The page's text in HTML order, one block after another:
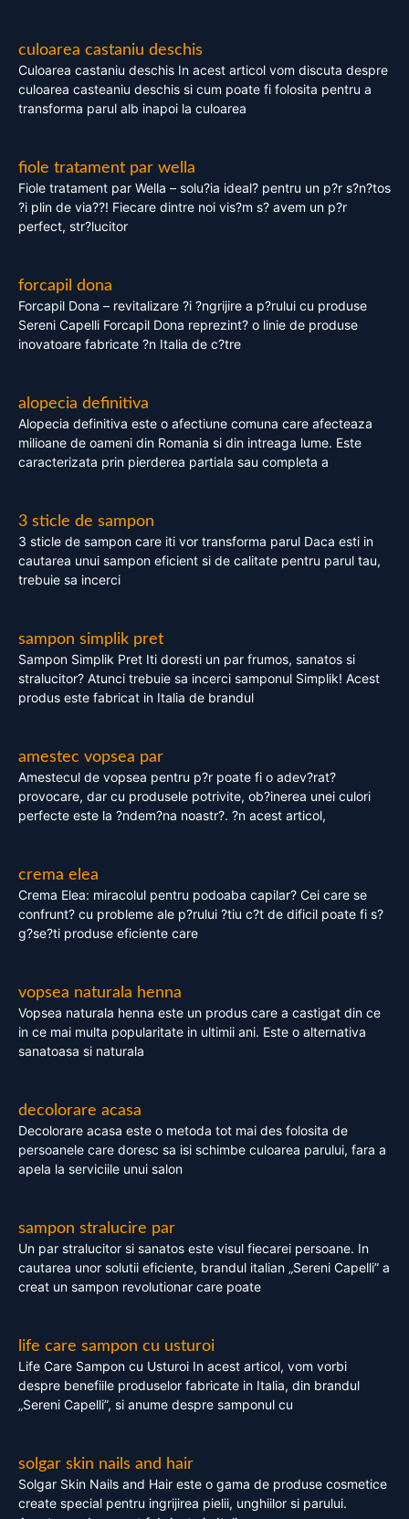
culoarea castaniu deschis
Culoarea castaniu deschis In acest articol vom discuta despre
culoarea casteaniu deschis si cum poate fi folosita pentru a
transforma parul alb inapoi la culoarea
fiole tratament par wella
Fiole tratament par Wella – solu?ia ideal? pentru un p?r s?n?tos
?i plin de via??! Fiecare dintre noi vis?m s? avem un p?r
perfect, str?lucitor
forcapil dona
Forcapil Dona – revitalizare ?i ?ngrijire a p?rului cu produse
Sereni Capelli Forcapil Dona reprezint? o linie de produse
inovatoare fabricate ?n Italia de c?tre
alopecia definitiva
Alopecia definitiva este o afectiune comuna care afecteaza
milioane de oameni din Romania si din intreaga lume. Este
caracterizata prin pierderea partiala sau completa a
3 sticle de sampon
3 sticle de sampon care iti vor transforma parul Daca esti in
cautarea unui sampon eficient si de calitate pentru parul tau,
trebuie sa incerci
sampon simplik pret
Sampon Simplik Pret Iti doresti un par frumos, sanatos si
stralucitor? Atunci trebuie sa incerci samponul Simplik! Acest
produs este fabricat in Italia de brandul
amestec vopsea par
Amestecul de vopsea pentru p?r poate fi o adev?rat?
provocare, dar cu produsele potrivite, ob?inerea unei culori
perfecte este la ?ndem?na noastr?. ?n acest articol,
crema elea
Crema Elea: miracolul pentru podoaba capilar? Cei care se
confrunt? cu probleme ale p?rului ?tiu c?t de dificil poate fi s?
g?se?ti produse eficiente care
vopsea naturala henna
Vopsea naturala henna este un produs care a castigat din ce
in ce mai multa popularitate in ultimii ani. Este o alternativa
sanatoasa si naturala
decolorare acasa
Decolorare acasa este o metoda tot mai des folosita de
persoanele care doresc sa isi schimbe culoarea parului, fara a
apela la serviciile unui salon
sampon stralucire par
Un par stralucitor si sanatos este visul fiecarei persoane. In
cautarea unor solutii eficiente, brandul italian „Sereni Capelli” a
creat un sampon revolutionar care poate
life care sampon cu usturoi
Life Care Sampon cu Usturoi In acest articol, vom vorbi
despre benefiile produselor fabricate in Italia, din brandul
„Sereni Capelli”, si anume despre samponul cu
solgar skin nails and hair
Solgar Skin Nails and Hair este o gama de produse cosmetice
create special pentru ingrijirea pielii, unghiilor si parului.